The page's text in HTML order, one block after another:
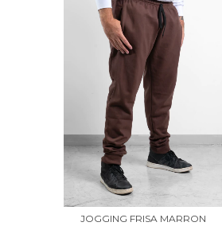
JOGGING FRISA MARRON